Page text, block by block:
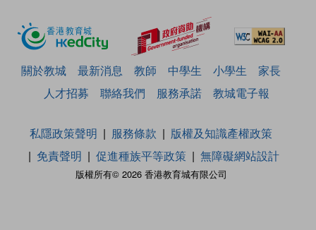
關於教城 最新消息 教師 中學生 小學生
家長
人才招募
聯絡我們 服務承諾 教城電子報
版權所有© 2026 香港教育城有限公司
私隱政策聲明 服務條款
版權及知識產權政策
免責聲明
促進種族平等政策 無障礙網站設計